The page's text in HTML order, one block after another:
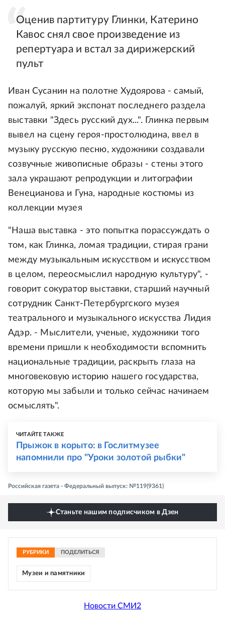
Оценив партитуру Глинки, Катерино
Кавос снял свое произведение из
репертуара и встал за дирижерский
пульт
Иван Сусанин на полотне Худоярова - самый,
пожалуй, яркий экспонат последнего раздела
выставки "Здесь русский дух...". Глинка первым
вывел на сцену героя-простолюдина, ввел в
музыку русскую песню, художники создавали
созвучные живописные образы - стены этого
зала украшают репродукции и литографии
Венецианова и Гуна, народные костюмы из
коллекции музея
"Наша выставка - это попытка порассуждать о
том, как Глинка, ломая традиции, стирая грани
между музыкальным искусством и искусством
в целом, переосмыслил народную культуру", -
говорит сокуратор выставки, старший научный
сотрудник Санкт-Петербургского музея
театрального и музыкального искусства Лидия
Адэр. - Мыслители, ученые, художники того
времени пришли к необходимости вспомнить
национальные традиции, раскрыть глаза на
многовековую историю нашего государства,
которую мы забыли и только сейчас начинаем
осмыслять".
ЧИТАЙТЕ ТАКЖЕ
Прыжок в корыто: в Гослитмузее
напомнили про "Уроки золотой рыбки"
Российская газета - Федеральный выпуск: №119(9361)
Станьте нашим подписчиком в Дзен
РУБРИКИ ПОДЕЛИТЬСЯ
Музеи и памятники
Новости СМИ2